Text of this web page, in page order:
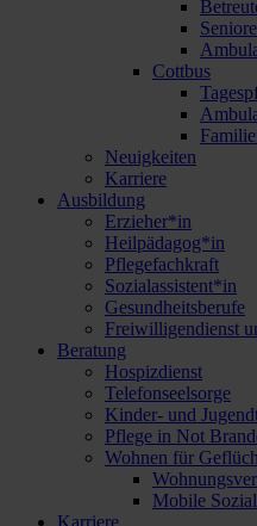
Cottbus
Neuigkeiten
Karriere
Ausbildung
Erzieher*in
Heilpädagog*in
Pflegefachkraft
Sozialassistent*in
Gesundheitsberufe
Freiwilligendienst
Beratung
Hospizdienst
Telefonseelsorge
Kinder- und
Pflege in Not
Wohnen für
Mobile
Karriere